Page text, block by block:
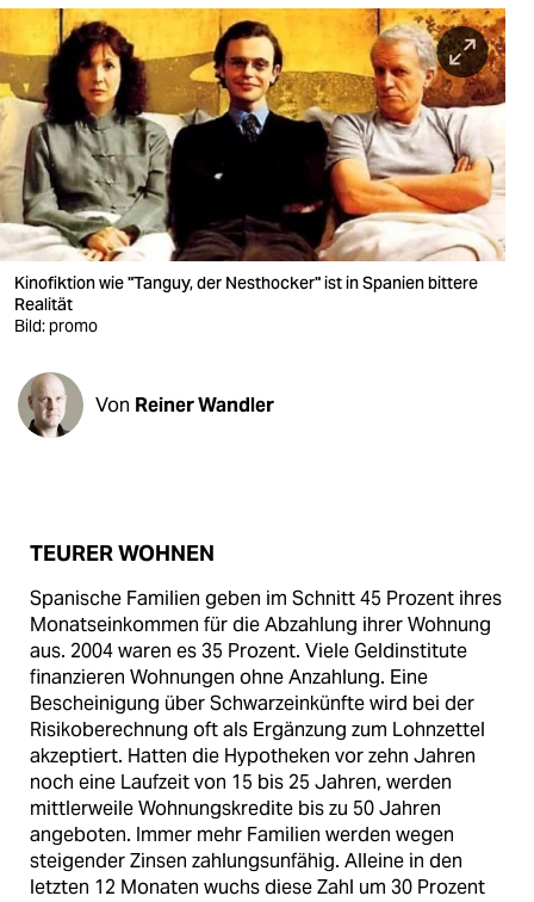
sport
berlin
nord
wahrheit
verlag
verlag
veranstaltungen
shop
fragen & hilfe
genossenschaft
epaper login
Kinofiktion wie "Tanguy, der Nesthocker" ist in Spanien bittere
Realität
Bild: promo
Von Reiner Wandler
TEURER WOHNEN
Spanische Familien geben im Schnitt 45 Prozent ihres
Monatseinkommen für die Abzahlung ihrer Wohnung
aus. 2004 waren es 35 Prozent. Viele Geldinstitute
finanzieren Wohnungen ohne Anzahlung. Eine
Bescheinigung über Schwarzeinkünfte wird bei der
Risikoberechnung oft als Ergänzung zum Lohnzettel
akzeptiert. Hatten die Hypotheken vor zehn Jahren
noch eine Laufzeit von 15 bis 25 Jahren, werden
mittlerweile Wohnungskredite bis zu 50 Jahren
angeboten. Immer mehr Familien werden wegen
steigender Zinsen zahlungsunfähig. Alleine in den
letzten 12 Monaten wuchs diese Zahl um 30 Prozent